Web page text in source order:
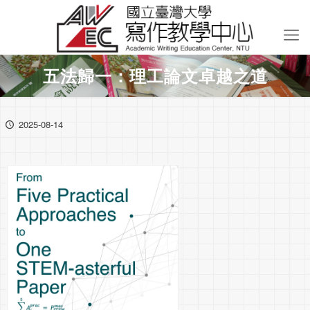
五法歸一：理工論文卓越之道
2025-08-14